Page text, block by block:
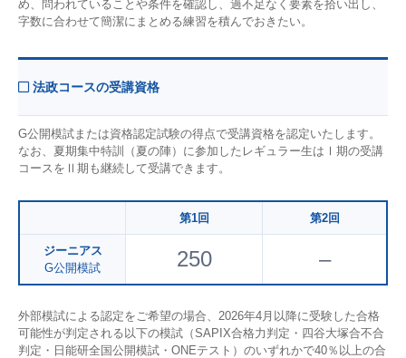
め、問われていることや条件を確認し、過不足なく要素を拾い出し、
字数に合わせて簡潔にまとめる練習を積んでおきたい。
法政コースの受講資格
G公開模試または資格認定試験の得点で受講資格を認定いたします。
なお、夏期集中特訓（夏の陣）に参加したレギュラー生はⅠ期の受講
コースをⅡ期も継続して受講できます。
第1回 第2回
ジーニアス
G公開模試
250 –
外部模試による認定をご希望の場合、2026年4月以降に受験した合格
可能性が判定される以下の模試（SAPIX合格力判定・四谷大塚合不合
判定・日能研全国公開模試・ONEテスト）のいずれかで40％以上の合